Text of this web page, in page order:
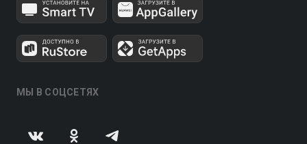
МЫ В СОЦСЕТЯХ